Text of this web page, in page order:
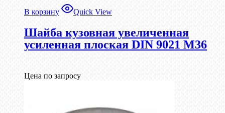
В корзину Quick View
Шайба кузовная увеличенная
усиленная плоская DIN 9021 М36
Цена по запросу